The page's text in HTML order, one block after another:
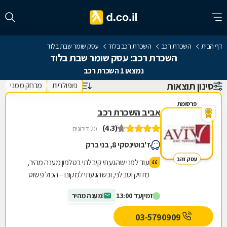
דף הבית השכרת רכב השכרת רכב בלוד עסק שומר שבת בלוד
השכרת רכב: עסק שומר שבת בלוד
נמצאו 1 השכרת רכב
סינון תוצאות פופולריות מרחק ממני
פרסומת
עסק זהב
אביב השכרת רכב
(4.3) 20 דירוגים
ז'בוטינסקי 8, בני ברק
עוד לפני שהגעתי קיבלתי בטלפון מענה מהיר,
מדויק וסבלני, וכשהגעתי למקום – הכול פשוט
בדיוק מה אני צריך, למה הרכב מתאים ואיזה
רישיון יש לי, ודאגו להתאים לי את הרכב הכי נכון
זמיןעד 13:00 מענה מהיר
03-5790909